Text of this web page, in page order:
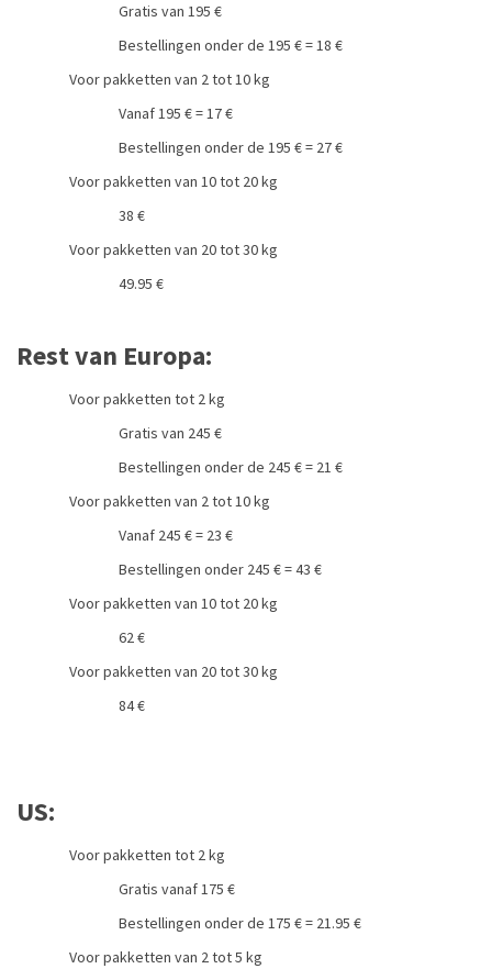
Gratis van 195 €
Bestellingen onder de 195 € = 18 €
Voor pakketten van 2 tot 10 kg
Vanaf 195 € = 17 €
Bestellingen onder de 195 € = 27 €
Voor pakketten van 10 tot 20 kg
38 €
Voor pakketten van 20 tot 30 kg
49.95 €
Rest van Europa:
Voor pakketten tot 2 kg
Gratis van 245 €
Bestellingen onder de 245 € = 21 €
Voor pakketten van 2 tot 10 kg
Vanaf 245 € = 23 €
Bestellingen onder 245 € = 43 €
Voor pakketten van 10 tot 20 kg
62 €
Voor pakketten van 20 tot 30 kg
84 €
US:
Voor pakketten tot 2 kg
Gratis vanaf 175 €
Bestellingen onder de 175 € = 21.95 €
Voor pakketten van 2 tot 5 kg